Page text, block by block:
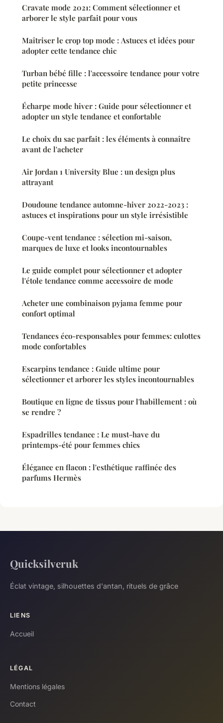
Cravate mode 2021: Comment sélectionner et
arborer le style parfait pour vous
Maîtriser le crop top mode : Astuces et idées pour
adopter cette tendance chic
Turban bébé fille : l'accessoire tendance pour votre
petite princesse
Écharpe mode hiver : Guide pour sélectionner et
adopter un style tendance et confortable
Le choix du sac parfait : les éléments à connaître
avant de l'acheter
Air Jordan 1 University Blue : un design plus
attrayant
Doudoune tendance automne-hiver 2022-2023 :
astuces et inspirations pour un style irrésistible
Coupe-vent tendance : sélection mi-saison,
marques de luxe et looks incontournables
Le guide complet pour sélectionner et adopter
l'étole tendance comme accessoire de mode
Acheter une combinaison pyjama femme pour
confort optimal
Tendances éco-responsables pour femmes: culottes
mode confortables
Escarpins tendance : Guide ultime pour
sélectionner et arborer les styles incontournables
Boutique en ligne de tissus pour l'habillement : où
se rendre ?
Espadrilles tendance : Le must-have du
printemps-été pour femmes chics
Élégance en flacon : l'esthétique raffinée des
parfums Hermès
Quicksilveruk
Éclat vintage, silhouettes d'antan, rituels de grâce
LIENS
Accueil
LÉGAL
Mentions légales
Contact